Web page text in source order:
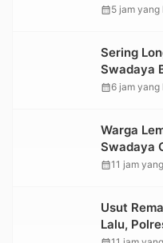
calendar_month5 jam yang
Sering
Swadaya
Jalan
calendar_month6 jam yang
Warga
Swadaya
Jembatan
calendar_month11 jam
Usut
Lalu,